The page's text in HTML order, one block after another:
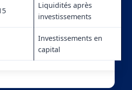
Liquidités après
investissements
Investissements en
capital